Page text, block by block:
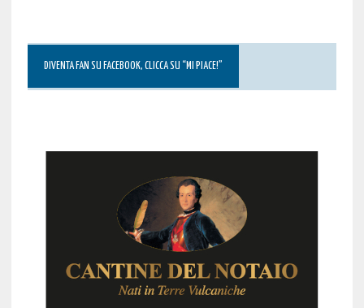
DIVENTA FAN SU FACEBOOK, CLICCA SU “MI PIACE!”